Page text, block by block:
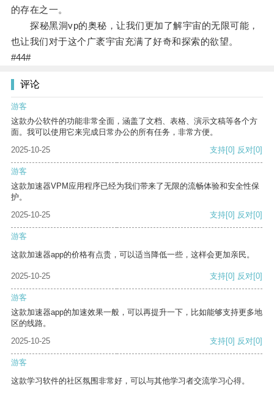
的存在之一。
探秘黑洞vp的奥秘，让我们更加了解宇宙的无限可能，
也让我们对于这个广袤宇宙充满了好奇和探索的欲望。
#44#
评论
游客
这款办公软件的功能非常全面，涵盖了文档、表格、演示文稿等各个方
面。我可以使用它来完成日常办公的所有任务，非常方便。
2025-10-25
支持[0] 反对[0]
游客
这款加速器VPM应用程序已经为我们带来了无限的流畅体验和安全性保
护。
2025-10-25
支持[0] 反对[0]
游客
这款加速器app的价格有点贵，可以适当降低一些，这样会更加亲民。
2025-10-25 支持[0] 反对[0]
游客
这款加速器app的加速效果一般，可以再提升一下，比如能够支持更多地
区的线路。
2025-10-25
支持[0] 反对[0]
游客
这款学习软件的社区氛围非常好，可以与其他学习者交流学习心得。